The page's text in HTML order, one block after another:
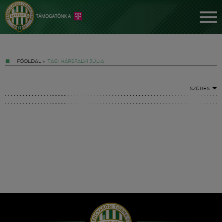
FŐOLDAL » TAG: HÁRSFALVI JÚLIA
SZŰRÉS
Hírek